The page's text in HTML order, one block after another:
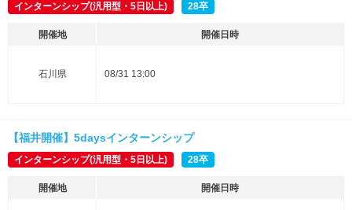
インターンシップ(汎用型・5日以上) 28卒
開催地 開催日時
石川県 08/31 13:00
【福井開催】5daysインターンシップ
インターンシップ(汎用型・5日以上) 28卒
開催地 開催日時